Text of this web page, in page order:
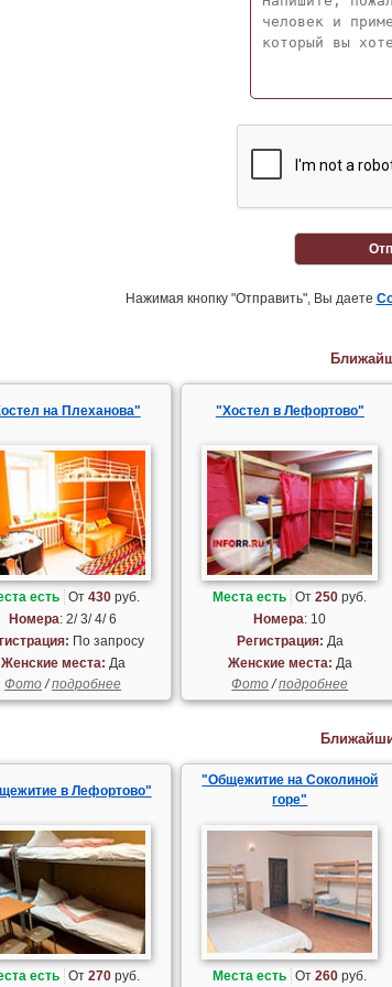
Нажимая кнопку "Отправить", Вы даете
на Плеханова"
есть От430 руб.
Номера: 2/ 3/ 4/ 6
По запросу
Женские места: Да
Фото /подробнее
"Хостел в Лефортово"
Места есть От250 руб.
Номера: 10
Регистрация: Да
Женские места: Да
Фото /подробнее
в Лефортово"
есть От270 руб.
"Общежитие на Соколиной
горе"
Места есть От260 руб.